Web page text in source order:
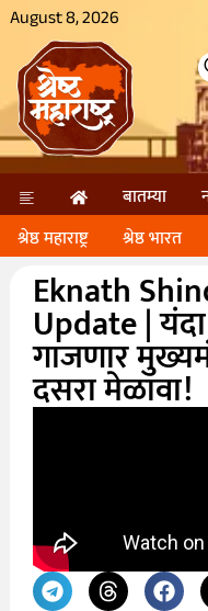
August 8, 2026
बातम्या
श्रेष्ठ महाराष्ट्र
श्रेष्ठ भारत
Eknath
Update |
गाजणार
दसरा मेळावा!